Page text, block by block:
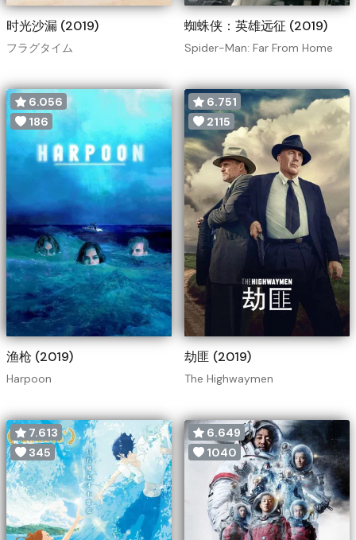
时光沙漏 (2019)
フラグタイム
蜘蛛侠：英雄远征 (2019)
Spider-Man: Far From Home
6.056
186
渔枪 (2019)
Harpoon
6.751
2115
劫匪 (2019)
The Highwaymen
7.613
345
6.649
1040